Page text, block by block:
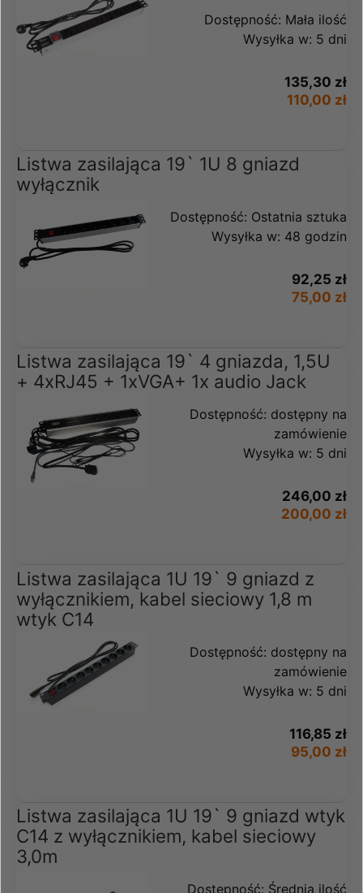
Dostępność: Mała ilość
Wysyłka w: 5 dni
135,30 zł
110,00 zł
Listwa zasilająca 19` 1U 8 gniazd
wyłącznik
Dostępność: Ostatnia sztuka
Wysyłka w: 48 godzin
92,25 zł
75,00 zł
Listwa zasilająca 19` 4 gniazda, 1,5U
+ 4xRJ45 + 1xVGA+ 1x audio Jack
Dostępność: dostępny na
zamówienie
Wysyłka w: 5 dni
246,00 zł
200,00 zł
Listwa zasilająca 1U 19` 9 gniazd z
wyłącznikiem, kabel sieciowy 1,8 m
wtyk C14
Dostępność: dostępny na
zamówienie
Wysyłka w: 5 dni
116,85 zł
95,00 zł
Listwa zasilająca 1U 19` 9 gniazd wtyk
C14 z wyłącznikiem, kabel sieciowy
3,0m
Dostępność: Średnia ilość